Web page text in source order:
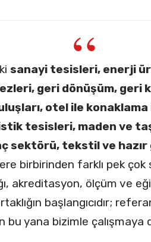
sanayi tesisleri, enerji
geri dönüşüm, geri
otel ile
tesisleri, maden ve
sektörü, tekstil ve hazır
birbirinden farklı pek
akreditasyon, ölçüm ve
başlangıcıdır;
bu yana bizimle